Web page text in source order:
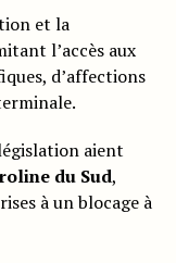
et la
l’accès aux
d’affections
aient
du Sud,
à un blocage à